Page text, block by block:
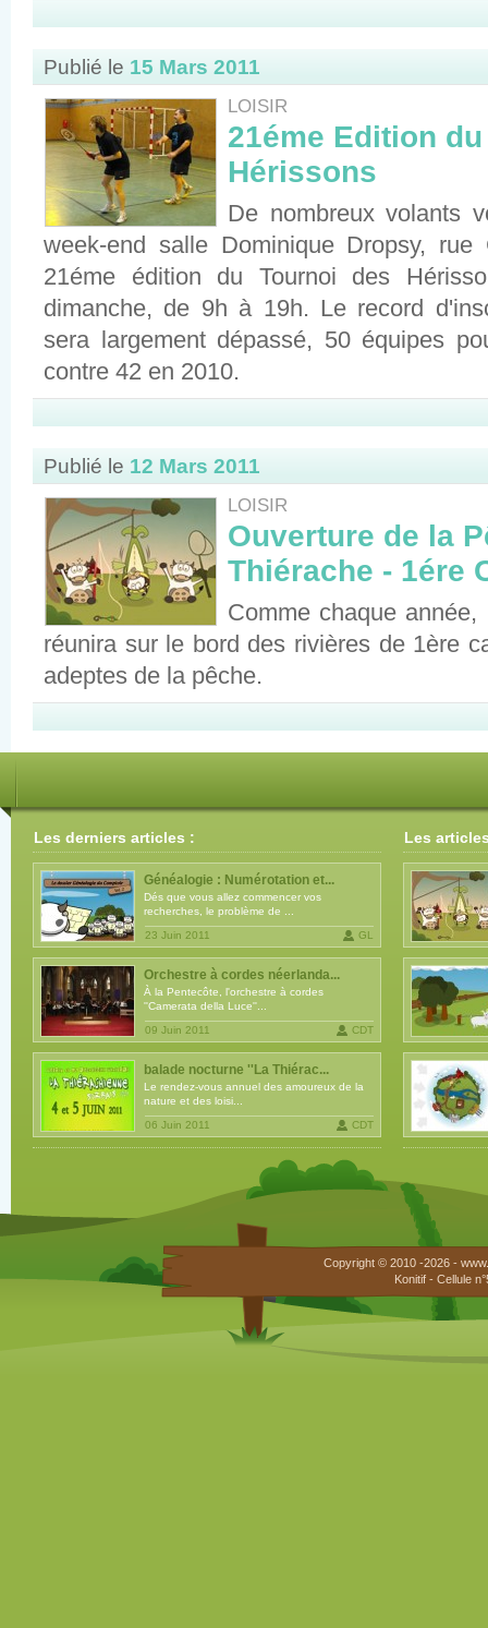
Publié le 15 Mars 2011
LOISIR
21éme Edition
Hérissons
De nombreux volants
week-end salle Dominique Dropsy,
21éme édition du Tournoi des
dimanche, de 9h à 19h. Le record
sera largement dépassé, 50 équipes
contre 42 en 2010.
Publié le 12 Mars 2011
LOISIR
Ouverture de la
Thiérache - 1ére
Comme chaque
réunira sur le bord des rivières de 1ère
adeptes de la pêche.
Les derniers articles :
Généalogie : Numérotation et...
Dés que vous allez commencer vos
recherches, le problème de ...
23 Juin 2011
GL
Orchestre à cordes néerlanda...
À la Pentecôte, l'orchestre à cordes
''Camerata della Luce''...
09 Juin 2011
CDT
balade nocturne ''La Thiérac...
Le rendez-vous annuel des amoureux de la
nature et des loisi...
06 Juin 2011
CDT
Les
Copyright © 2010 -2026 -
Konitif - Cellule